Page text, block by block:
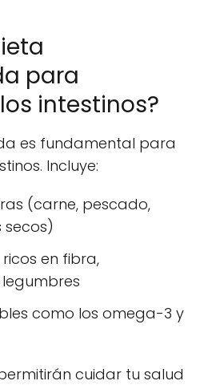
para
intestinos?
es fundamental para
Incluye:
(carne, pescado,
secos)
en fibra,
como los omega-3 y
cuidar tu salud